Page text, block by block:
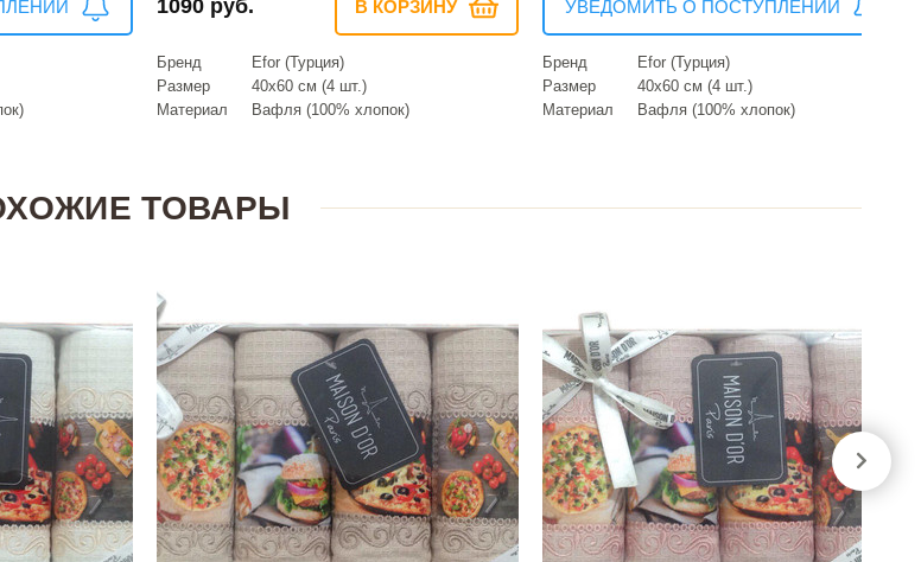
1090 руб. В КОРЗИНУ
Бренд
Efor (Турция)
Размер
40х60 см (4 шт.)
Материал
Вафля (100% хлопок)
УВЕДОМИТЬ О ПОСТУПЛЕНИИ
Бренд
Efor (Турция)
Размер
40х60 см (4 шт.)
Материал
Вафля (100% хлопок)
ТОВАРЫ